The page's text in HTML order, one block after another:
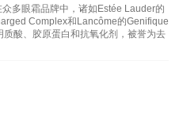
多眼霜品牌中，诸如Estée Lauder的
Complex和Lancôme的Genifique
酸、胶原蛋白和抗氧化剂，被誉为去